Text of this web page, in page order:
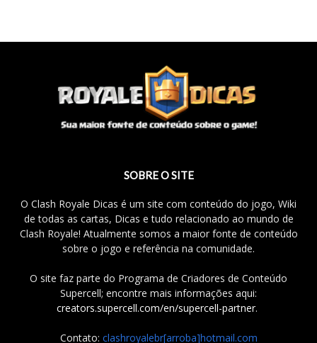
SOBRE O SITE
O Clash Royale Dicas é um site com conteúdo do jogo, Wiki
de todas as cartas, Dicas e tudo relacionado ao mundo de
Clash Royale! Atualmente somos a maior fonte de conteúdo
sobre o jogo e referência na comunidade.
O site faz parte do Programa de Criadores de Conteúdo
Supercell; encontre mais informações aqui:
creators.supercell.com/en/supercell-partner.
Contato: clashroyalebr[arroba]hotmail.com